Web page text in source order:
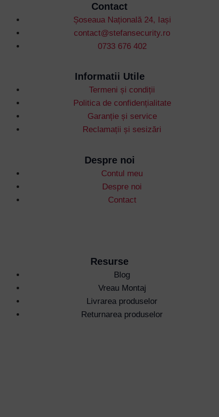
Contact
Șoseaua Națională 24, Iași
contact@stefansecurity.ro
0733 676 402
Informatii Utile
Termeni și condiții
Politica de confidențialitate
Garanție și service
Reclamații și sesizări
Despre noi
Contul meu
Despre noi
Contact
Resurse
Blog
Vreau Montaj
Livrarea produselor
Returnarea produselor
Username or Email Address
Lost your password?